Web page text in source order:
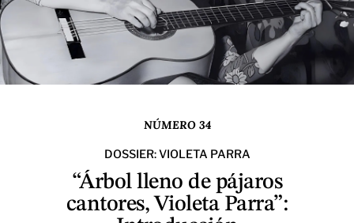
NÚMERO 34
DOSSIER: VIOLETA PARRA
“Árbol lleno de pájaros
cantores, Violeta Parra”: